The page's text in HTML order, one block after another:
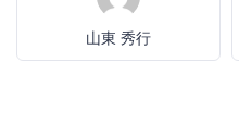
山東 秀行